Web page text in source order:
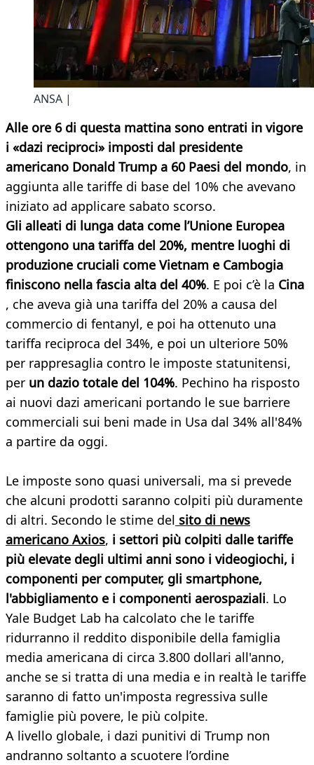
ANSA |
Alle ore 6 di questa mattina sono entrati in vigore
i «dazi reciproci» imposti dal presidente
americano Donald Trump a 60 Paesi del mondo, in
aggiunta alle tariffe di base del 10% che avevano
iniziato ad applicare sabato scorso.
Gli alleati di lunga data come l’Unione Europea
ottengono una tariffa del 20%, mentre luoghi di
produzione cruciali come Vietnam e Cambogia
finiscono nella fascia alta del 40%. E poi c’è la Cina
, che aveva già una tariffa del 20% a causa del
commercio di fentanyl, e poi ha ottenuto una
tariffa reciproca del 34%, e poi un ulteriore 50%
per rappresaglia contro le imposte statunitensi,
per un dazio totale del 104%. Pechino ha risposto
ai nuovi dazi americani portando le sue barriere
commerciali sui beni made in Usa dal 34% all'84%
a partire da oggi.
Le imposte sono quasi universali, ma si prevede
che alcuni prodotti saranno colpiti più duramente
di altri. Secondo le stime del sito di news
americano Axios, i settori più colpiti dalle tariffe
più elevate degli ultimi anni sono i videogiochi, i
componenti per computer, gli smartphone,
l'abbigliamento e i componenti aerospaziali. Lo
Yale Budget Lab ha calcolato che le tariffe
ridurranno il reddito disponibile della famiglia
media americana di circa 3.800 dollari all'anno,
anche se si tratta di una media e in realtà le tariffe
saranno di fatto un'imposta regressiva sulle
famiglie più povere, le più colpite.
A livello globale, i dazi punitivi di Trump non
andranno soltanto a scuotere l’ordine